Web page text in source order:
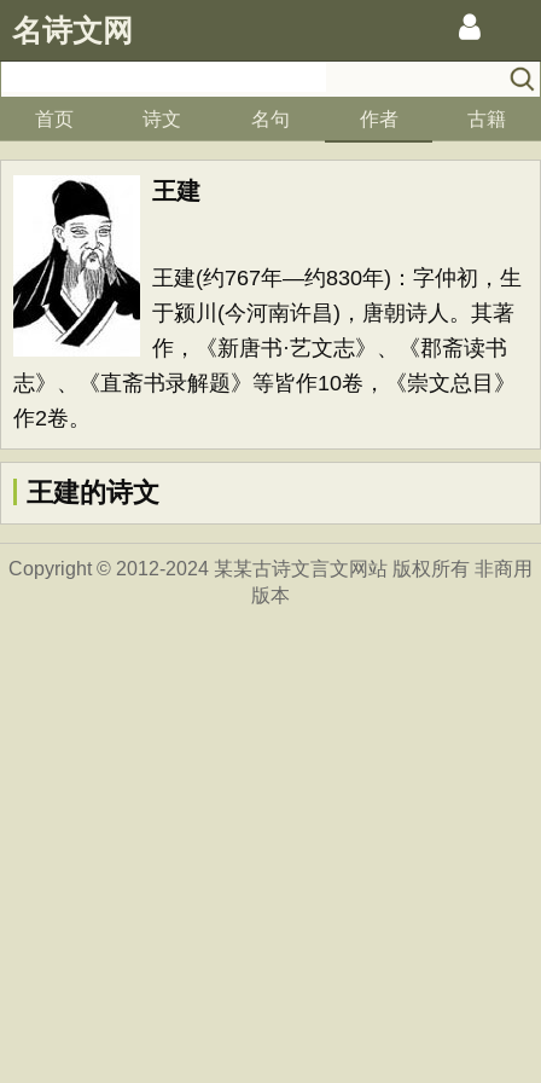
名诗文网
首页 诗文 名句 作者 古籍
王建
王建(约767年—约830年)：字仲初，生
于颍川(今河南许昌)，唐朝诗人。其著
作，《新唐书·艺文志》、《郡斋读书
志》、《直斋书录解题》等皆作10卷，《崇文总目》
作2卷。
王建的诗文
Copyright © 2012-2024 某某古诗文言文网站 版权所有 非商用
版本